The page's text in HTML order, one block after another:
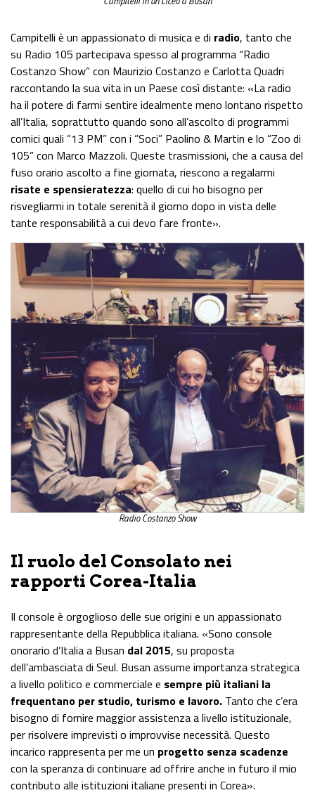
Campitelli è un appassionato di musica e di radio, tanto che
su Radio 105 partecipava spesso al programma “Radio
Costanzo Show” con Maurizio Costanzo e Carlotta Quadri
raccontando la sua vita in un Paese così distante: «La radio
ha il potere di farmi sentire idealmente meno lontano rispetto
all’Italia, soprattutto quando sono all’ascolto di programmi
comici quali “13 PM” con i “Soci” Paolino & Martin e lo “Zoo di
105” con Marco Mazzoli. Queste trasmissioni, che a causa del
fuso orario ascolto a fine giornata, riescono a regalarmi
risate e spensieratezza: quello di cui ho bisogno per
risvegliarmi in totale serenità il giorno dopo in vista delle
tante responsabilità a cui devo fare fronte».
Radio Costanzo Show
Il ruolo del Consolato nei
rapporti Corea-Italia
Il console è orgoglioso delle sue origini e un appassionato
rappresentante della Repubblica italiana. «Sono console
onorario d’Italia a Busan dal 2015, su proposta
dell’ambasciata di Seul. Busan assume importanza strategica
a livello politico e commerciale e sempre più italiani la
frequentano per studio, turismo e lavoro. Tanto che c’era
bisogno di fornire maggior assistenza a livello istituzionale,
per risolvere imprevisti o improvvise necessità. Questo
incarico rappresenta per me un progetto senza scadenze
con la speranza di continuare ad offrire anche in futuro il mio
contributo alle istituzioni italiane presenti in Corea».